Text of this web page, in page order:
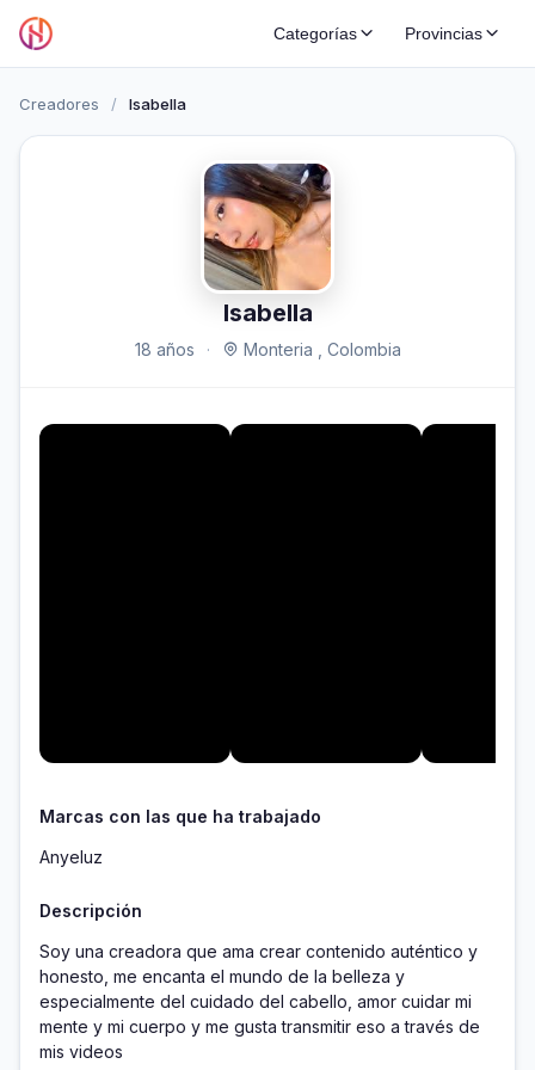
Categorías Provincias
Creadores / Isabella
Isabella
18 años · Monteria , Colombia
Marcas con las que ha trabajado
Anyeluz
Descripción
Soy una creadora que ama crear contenido auténtico y
honesto, me encanta el mundo de la belleza y
especialmente del cuidado del cabello, amor cuidar mi
mente y mi cuerpo y me gusta transmitir eso a través de
mis videos